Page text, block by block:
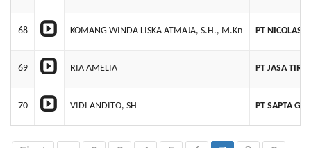
68 KOMANG WINDA LISKA ATMAJA, S.H., M.Kn PT NICOLAS
69 RIA AMELIA PT JASA
70 VIDI ANDITO, SH PT SAPTA